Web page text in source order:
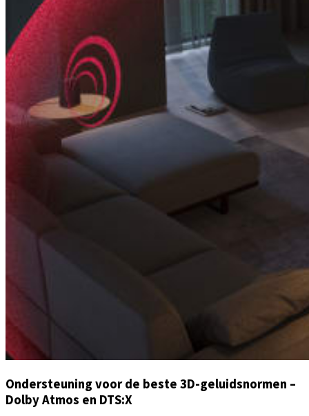
Ondersteuning voor de beste 3D-geluidsnormen –
Dolby Atmos en DTS:X